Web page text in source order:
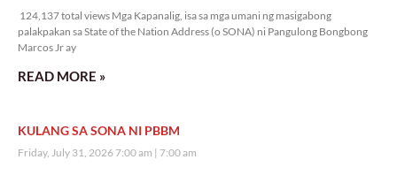
124,137 total views Mga Kapanalig, isa sa mga umani ng masigabong
palakpakan sa State of the Nation Address (o SONA) ni Pangulong Bongbong
Marcos Jr ay
READ MORE »
KULANG SA SONA NI PBBM
Friday, July 31, 2026 7:00 am 7:00 am